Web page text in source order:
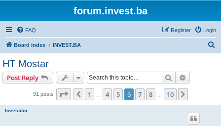
forum.invest.ba
FAQ Login
Register
Board index INVEST.BA
HT Mostar
Post Reply Search
91 posts Page of10
Previous
1 4 5 6 7 8 10
Investitor